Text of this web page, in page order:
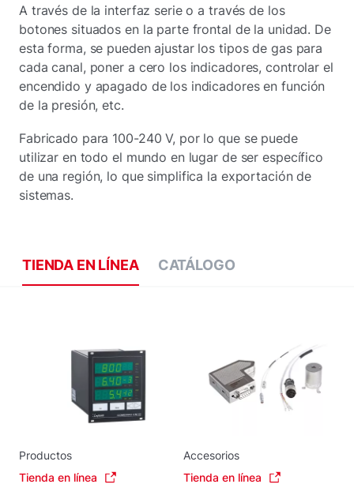
A través de la interfaz serie o a través de los
botones situados en la parte frontal de la unidad. De
esta forma, se pueden ajustar los tipos de gas para
cada canal, poner a cero los indicadores, controlar el
encendido y apagado de los indicadores en función
de la presión, etc.
Fabricado para 100-240 V, por lo que se puede
utilizar en todo el mundo en lugar de ser específico
de una región, lo que simplifica la exportación de
sistemas.
TIENDA EN LÍNEA CATÁLOGO
Productos
Tienda en línea
Accesorios
Tienda en línea